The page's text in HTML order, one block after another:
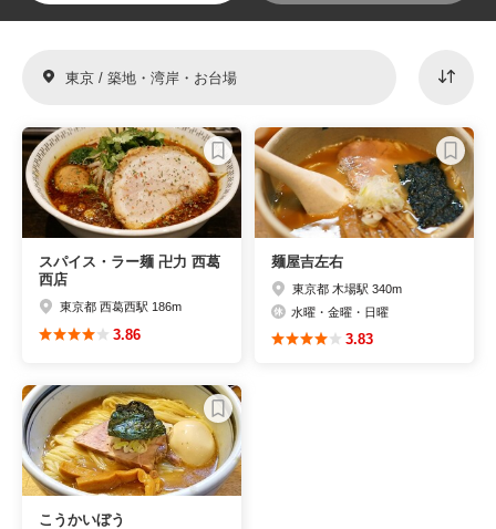
東京 / 築地・湾岸・お台場
スパイス・ラー麺 卍力 西葛
西店
東京都 西葛西駅 186m
3.86
麺屋吉左右
東京都 木場駅 340m
水曜・金曜・日曜
3.83
こうかいぼう